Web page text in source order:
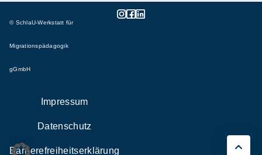
© SchlaU-Werkstatt für
Migrationspädagogik
gGmbH
Impressum
Datenschutz
Barrierefreiheitserklärung